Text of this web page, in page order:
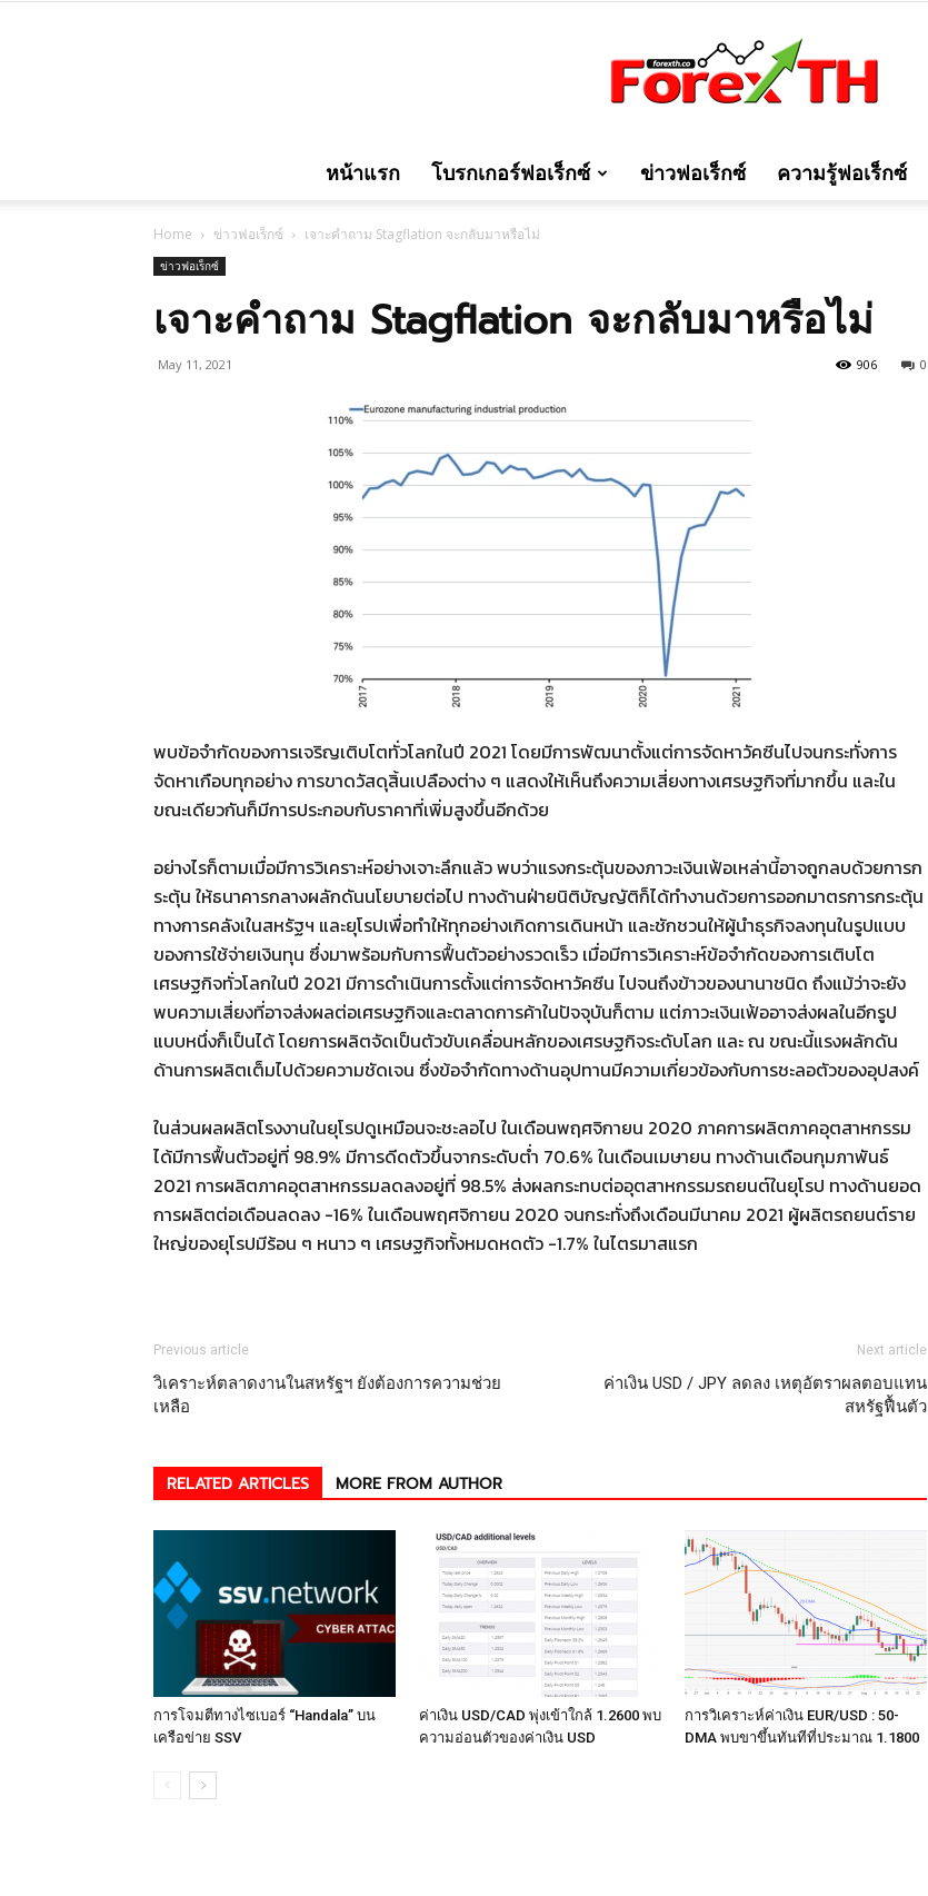
หน้าแรก โบรกเกอร์ฟอเร็กซ์ ข่าวฟอเร็กซ์ ความรู้ฟอเร็กซ์
Home ข่าวฟอเร็กซ์ เจาะคำถาม Stagflation จะกลับมาหรือไม่
ข่าวฟอเร็กซ์
เจาะคำถาม Stagflation จะกลับมาหรือไม่
May 11, 2021 0
906
พบข้อจำกัดของการเจริญเติบโตทั่วโลกในปี 2021 โดยมีการพัฒนาตั้งแต่การจัดหาวัคซีนไปจนกระทั่งการ
จัดหาเกือบทุกอย่าง การขาดวัสดุสิ้นเปลืองต่าง ๆ แสดงให้เห็นถึงความเสี่ยงทางเศรษฐกิจที่มากขึ้น และใน
ขณะเดียวกันก็มีการประกอบกับราคาที่เพิ่มสูงขึ้นอีกด้วย
อย่างไรก็ตามเมื่อมีการวิเคราะห์อย่างเจาะลึกแล้ว พบว่าแรงกระตุ้นของภาวะเงินเฟ้อเหล่านี้อาจถูกลบด้วยการก
ระตุ้น ให้ธนาคารกลางผลักดันนโยบายต่อไป ทางด้านฝ่ายนิติบัญญัติก็ได้ทำงานด้วยการออกมาตรการกระตุ้น
ทางการคลังเในสหรัฐฯ และยุโรปเพื่อทำให้ทุกอย่างเกิดการเดินหน้า และชักชวนให้ผู้นำธุรกิจลงทุนในรูปแบบ
ของการใช้จ่ายเงินทุน ซึ่งมาพร้อมกับการฟื้นตัวอย่างรวดเร็ว เมื่อมีการวิเคราะห์ข้อจำกัดของการเติบโต
เศรษฐกิจทั่วโลกในปี 2021 มีการดำเนินการตั้งแต่การจัดหาวัคซีน ไปจนถึงข้าวของนานาชนิด ถึงแม้ว่าจะยัง
พบความเสี่ยงที่อาจส่งผลต่อเศรษฐกิจและตลาดการค้าในปัจจุบันก็ตาม แต่ภาวะเงินเฟ้ออาจส่งผลในอีกรูป
แบบหนึ่งก็เป็นได้ โดยการผลิตจัดเป็นตัวขับเคลื่อนหลักของเศรษฐกิจระดับโลก และ ณ ขณะนี้แรงผลักดัน
ด้านการผลิตเต็มไปด้วยความชัดเจน ซึ่งข้อจำกัดทางด้านอุปทานมีความเกี่ยวข้องกับการชะลอตัวของอุปสงค์
ในส่วนผลผลิตโรงงานในยุโรปดูเหมือนจะชะลอไป ในเดือนพฤศจิกายน 2020 ภาคการผลิตภาคอุตสาหกรรม
ได้มีการฟื้นตัวอยู่ที่ 98.9% มีการดีดตัวขึ้นจากระดับต่ำ 70.6% ในเดือนเมษายน ทางด้านเดือนกุมภาพันธ์
2021 การผลิตภาคอุตสาหกรรมลดลงอยู่ที่ 98.5% ส่งผลกระทบต่ออุตสาหกรรมรถยนต์ในยุโรป ทางด้านยอด
การผลิตต่อเดือนลดลง -16% ในเดือนพฤศจิกายน 2020 จนกระทั่งถึงเดือนมีนาคม 2021 ผู้ผลิตรถยนต์ราย
ใหญ่ของยุโรปมีร้อน ๆ หนาว ๆ เศรษฐกิจทั้งหมดหดตัว -1.7% ในไตรมาสแรก
Previous article
วิเคราะห์ตลาดงานในสหรัฐฯ ยังต้องการความช่วย
เหลือ
Next article
ค่าเงิน USD / JPY ลดลง เหตุอัตราผลตอบแทน
สหรัฐฟื้นตัว
RELATED ARTICLES MORE FROM AUTHOR
การโจมตีทางไซเบอร์ “Handala” บน
เครือข่าย SSV
ค่าเงิน USD/CAD พุ่งเข้าใกล้ 1.2600 พบ
ความอ่อนตัวของค่าเงิน USD
การวิเคราะห์ค่าเงิน EUR/USD : 50-
DMA พบขาขึ้นทันทีที่ประมาณ 1.1800